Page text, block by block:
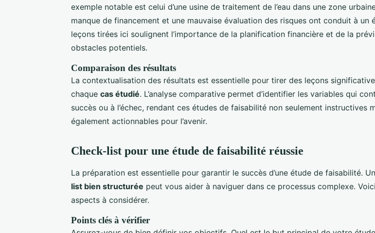
exemple notable est celui d’une usine de traitement de l’eau dans une zone
manque de financement et une mauvaise évaluation des risques ont conduit à un
leçons tirées ici soulignent l’importance de la planification financière et de la
obstacles potentiels.
Comparaison des résultats
La contextualisation des résultats est essentielle pour tirer des leçons
chaque cas étudié. L’analyse comparative permet d’identifier les variables qui
succès ou à l’échec, rendant ces études de faisabilité non seulement instructives
également actionnables pour l’avenir.
Check-list pour une étude de faisabilité réussie
La préparation est essentielle pour garantir le succès d’une étude de faisabilité.
list bien structurée peut vous aider à naviguer dans ce processus complexe.
aspects à considérer.
Points clés à vérifier